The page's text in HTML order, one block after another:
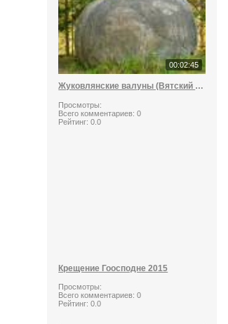
00:02:45
Жуковлянские валуны (Вятский стоунхендж)
Просмотры:
Всего комментариев:0
Рейтинг:0.0
Крещение Гоосподне 2015
Просмотры:
Всего комментариев:0
Рейтинг:0.0